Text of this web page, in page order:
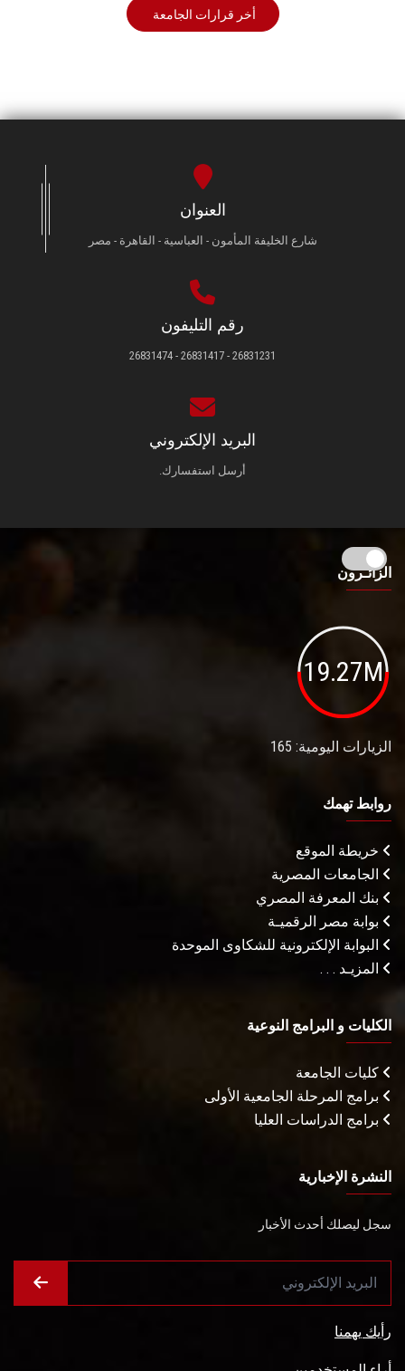
أخر قرارات الجامعة
العنوان
شارع الخليفة المأمون - العباسية - القاهرة - مصر
رقم التليفون
26831231 - 26831417 - 26831474
البريد الإلكتروني
أرسل استفسارك.
الزائـرون
19.27M
الزيارات اليومية: 165
روابط تهمك
خريطة الموقع
الجامعات المصرية
بنك المعرفة المصري
بوابة مصر الرقميـة
البوابة الإلكترونية للشكاوى الموحدة
المزيـد . . .
الكليات و البرامج النوعية
كليات الجامعة
برامج المرحلة الجامعية الأولى
برامج الدراسات العليا
النشرة الإخبارية
سجل ليصلك أحدث الأخبار
رأيك يهمنا